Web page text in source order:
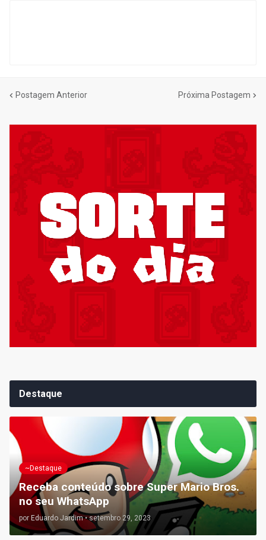
Postagem Anterior Próxima Postagem
Destaque
~Destaque
Receba conteúdo sobre Super Mario Bros.
no seu WhatsApp
por Eduardo Jardim • setembro 29, 2023